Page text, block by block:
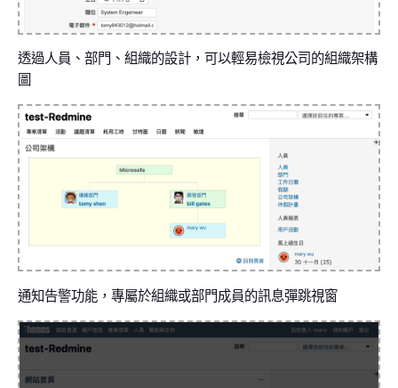
透過人員、部門、組織的設計，可以輕易檢視公司的組織架構
圖
通知告警功能，專屬於組織或部門成員的訊息彈跳視窗